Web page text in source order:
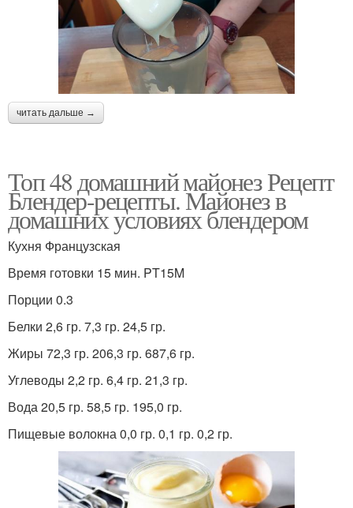
читать дальше →
Топ 48 домашний майонез Рецепт
Блендер-рецепты. Майонез в
домашних условиях блендером
Кухня Французская
Время готовки 15 мин. PT15M
Порции 0.3
Белки 2,6 гр. 7,3 гр. 24,5 гр.
Жиры 72,3 гр. 206,3 гр. 687,6 гр.
Углеводы 2,2 гр. 6,4 гр. 21,3 гр.
Вода 20,5 гр. 58,5 гр. 195,0 гр.
Пищевые волокна 0,0 гр. 0,1 гр. 0,2 гр.